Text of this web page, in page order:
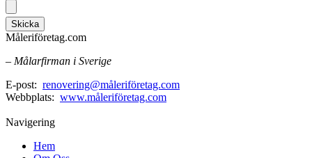
Skicka
Måleriföretag.com
– Målarfirman i Sverige
E-post: renovering@måleriföretag.com
Webbplats: www.måleriföretag.com
Navigering
Hem